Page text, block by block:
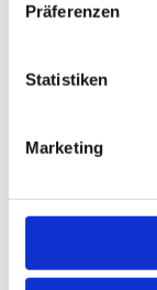
Präferenzen
Statistiken
Marketing